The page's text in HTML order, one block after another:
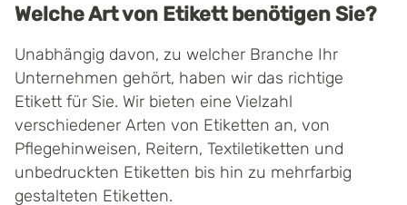
Welche Art von Etikett benötigen Sie?
Unabhängig davon, zu welcher Branche Ihr
Unternehmen gehört, haben wir das richtige
Etikett für Sie. Wir bieten eine Vielzahl
verschiedener Arten von Etiketten an, von
Pflegehinweisen, Reitern, Textiletiketten und
unbedruckten Etiketten bis hin zu mehrfarbig
gestalteten Etiketten.